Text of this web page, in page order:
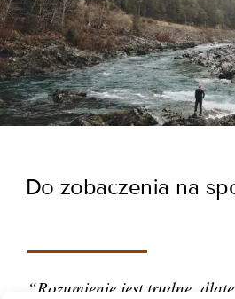
Do zobaczenia na
“Rozumienie jest trudne,